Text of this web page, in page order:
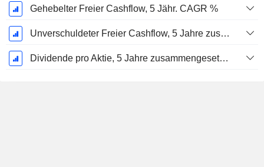
Gehebelter Freier Cashflow, 5 Jähr. CAGR %
Unverschuldeter Freier Cashflow, 5 Jahre zusammengesetzte jährliche Wachstumsrate %
Dividende pro Aktie, 5 Jahre zusammengesetzte jährliche Wachstumsrate %